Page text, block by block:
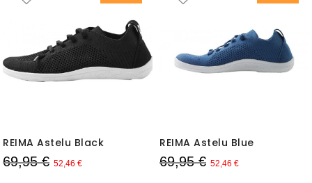
REIMA Astelu Black
69,95 € 52,46 €
REIMA Astelu Blue
69,95 € 52,46 €